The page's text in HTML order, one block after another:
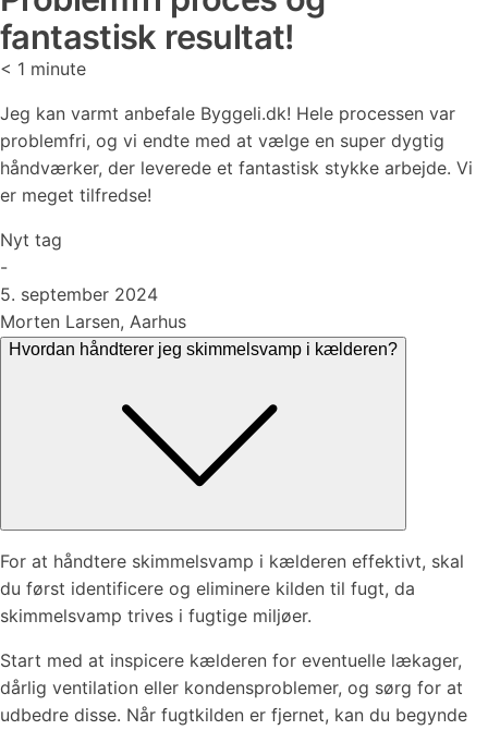
fantastisk resultat!
< 1 minute
Jeg kan varmt anbefale Byggeli.dk! Hele processen var
problemfri, og vi endte med at vælge en super dygtig
håndværker, der leverede et fantastisk stykke arbejde. Vi
er meget tilfredse!
Nyt tag
-
5. september 2024
Morten Larsen, Aarhus
Hvordan håndterer jeg skimmelsvamp i kælderen?
For at håndtere skimmelsvamp i kælderen effektivt, skal
du først identificere og eliminere kilden til fugt, da
skimmelsvamp trives i fugtige miljøer.
Start med at inspicere kælderen for eventuelle lækager,
dårlig ventilation eller kondensproblemer, og sørg for at
udbedre disse. Når fugtkilden er fjernet, kan du begynde